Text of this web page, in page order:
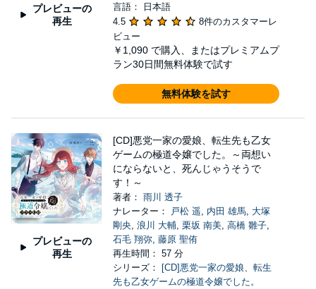
プレビューの
再生
言語： 日本語
4.5
8件のカスタマーレ
ビュー
￥1,090 で購入、またはプレミアムプ
ラン30日間無料体験で試す
無料体験を試す
プレビューの
再生
[CD]悪党一家の愛娘、転生先も乙女
ゲームの極道令嬢でした。～両想い
にならないと、死んじゃうそうで
す！～
著者： 雨川 透子
ナレーター：
戸松 遥 内田 雄馬, 大塚
剛央, 浪川 大輔, 栗坂 南美, 高橋 雛子,
石毛 翔弥, 藤原 聖侑
再生時間： 57 分
シリーズ：
[CD]悪党一家の愛娘、転生
先も乙女ゲームの極道令嬢でした。